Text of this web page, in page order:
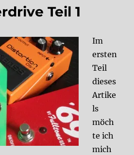
Teil 1
Im
ersten
Teil
dieses
Artike
ls
möch
te ich
mich